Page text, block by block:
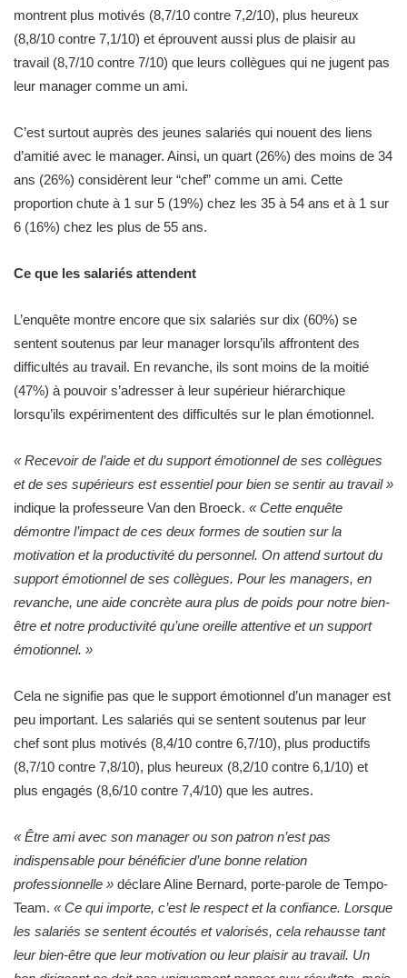
montrent plus motivés (8,7/10 contre 7,2/10), plus heureux
(8,8/10 contre 7,1/10) et éprouvent aussi plus de plaisir au
travail (8,7/10 contre 7/10) que leurs collègues qui ne jugent pas
leur manager comme un ami.
C’est surtout auprès des jeunes salariés qui nouent des liens
d’amitié avec le manager. Ainsi, un quart (26%) des moins de 34
ans (26%) considèrent leur “chef” comme un ami. Cette
proportion chute à 1 sur 5 (19%) chez les 35 à 54 ans et à 1 sur
6 (16%) chez les plus de 55 ans.
Ce que les salariés attendent
L’enquête montre encore que six salariés sur dix (60%) se
sentent soutenus par leur manager lorsqu’ils affrontent des
difficultés au travail. En revanche, ils sont moins de la moitié
(47%) à pouvoir s’adresser à leur supérieur hiérarchique
lorsqu’ils expérimentent des difficultés sur le plan émotionnel.
« Recevoir de l’aide et du support émotionnel de ses collègues
et de ses supérieurs est essentiel pour bien se sentir au travail »
indique la professeure Van den Broeck. « Cette enquête
démontre l’impact de ces deux formes de soutien sur la
motivation et la productivité du personnel. On attend surtout du
support émotionnel de ses collègues. Pour les managers, en
revanche, une aide concrète aura plus de poids pour notre bien-
être et notre productivité qu’une oreille attentive et un support
émotionnel. »
Cela ne signifie pas que le support émotionnel d’un manager est
peu important. Les salariés qui se sentent soutenus par leur
chef sont plus motivés (8,4/10 contre 6,7/10), plus productifs
(8,7/10 contre 7,8/10), plus heureux (8,2/10 contre 6,1/10) et
plus engagés (8,6/10 contre 7,4/10) que les autres.
« Être ami avec son manager ou son patron n’est pas
indispensable pour bénéficier d’une bonne relation
professionnelle » déclare Aline Bernard, porte-parole de Tempo-
Team. « Ce qui importe, c’est le respect et la confiance. Lorsque
les salariés se sentent écoutés et valorisés, cela rehausse tant
leur bien-être que leur motivation ou leur plaisir au travail. Un